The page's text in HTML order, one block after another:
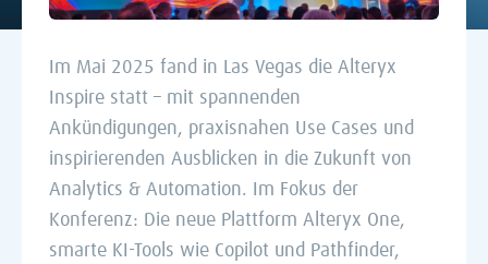
Im Mai 2025 fand in Las Vegas die Alteryx
Inspire statt – mit spannenden
Ankündigungen, praxisnahen Use Cases und
inspirierenden Ausblicken in die Zukunft von
Analytics & Automation. Im Fokus der
Konferenz: Die neue Plattform Alteryx One,
smarte KI-Tools wie Copilot und Pathfinder,